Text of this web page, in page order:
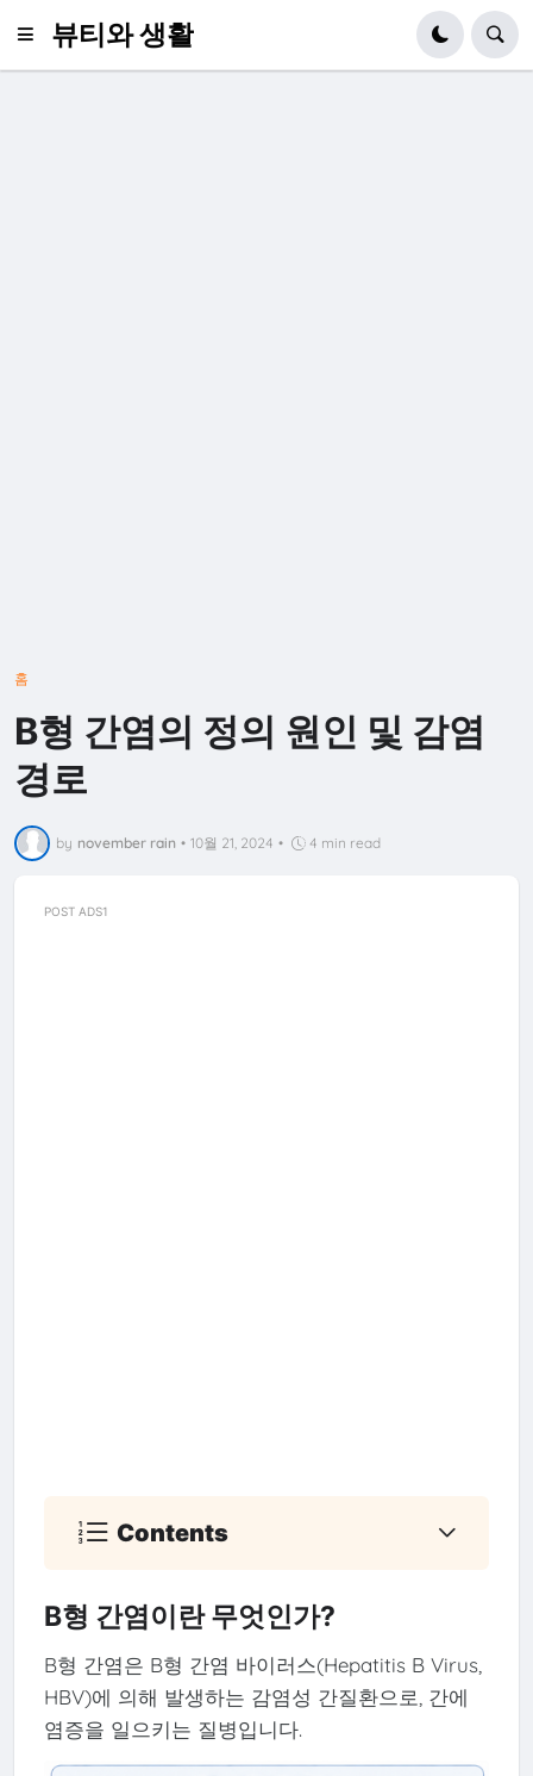
뷰티와 생활
홈
B형 간염의 정의 원인 및 감염
경로
by november rain • 10월 21, 2024 • 4 min read
POST ADS1
Contents
B형 간염이란 무엇인가?
B형 간염은 B형 간염 바이러스(Hepatitis B Virus,
HBV)에 의해 발생하는 감염성 간질환으로, 간에
염증을 일으키는 질병입니다.